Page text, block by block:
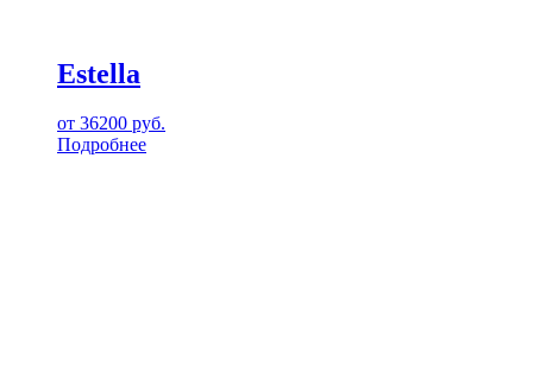
Estella
от 36200 руб.
Подробнее